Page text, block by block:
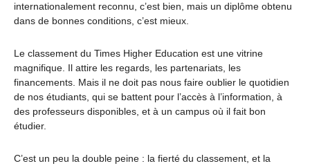
internationalement reconnu, c’est bien, mais un diplôme obtenu
dans de bonnes conditions, c’est mieux.
Le classement du Times Higher Education est une vitrine
magnifique. Il attire les regards, les partenariats, les
financements. Mais il ne doit pas nous faire oublier le quotidien
de nos étudiants, qui se battent pour l’accès à l’information, à
des professeurs disponibles, et à un campus où il fait bon
étudier.
C’est un peu la double peine : la fierté du classement, et la